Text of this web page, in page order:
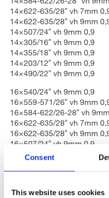
Consent
This website uses cookies
14×622-635/28″ vh 7mm
14×622-635/28″ vh 9mm
14×507/24″ vh 9mm 0,9
14×305/16″ vh 9mm 0,9
14×355/18″ vh 9mm 0,9
14×203/12″ vh 9mm 0,9
14×490/22″ vh 9mm 0,9
16×540/24″ vh 9mm 0,9
16×559-571/26″ vh 9mm
16×584-622/26-28″ vh
16×622-635/28″ vh 7mm
16×622-635/28″ vh 9mm
16×507/24″ vh 9mm 0,9
16×406/20″ vh 9mm 0,9
18×540/24″ vh 9mm 0,9